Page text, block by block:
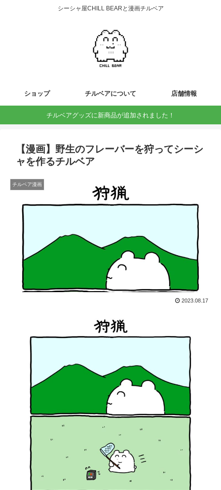
シーシャ屋CHILL BEARと漫画チルベア
ショップ チルベアについて 店舗情報
チルベアグッズに新商品が追加されました！
【漫画】野生のフレーバーを狩ってシーシ
ャを作るチルベア
チルベア漫画
2023.08.17